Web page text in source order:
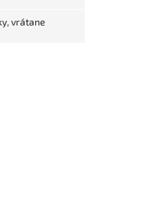
vrátane